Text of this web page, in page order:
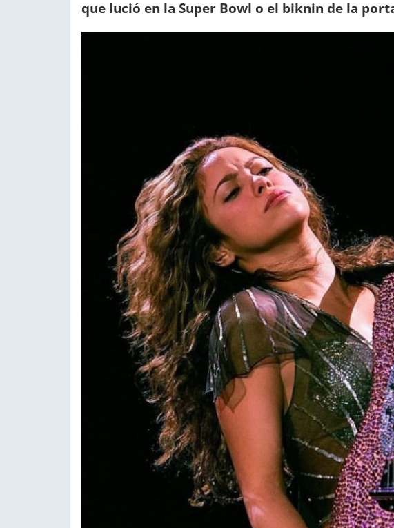
que lució en la Super Bowl o el biknin de la